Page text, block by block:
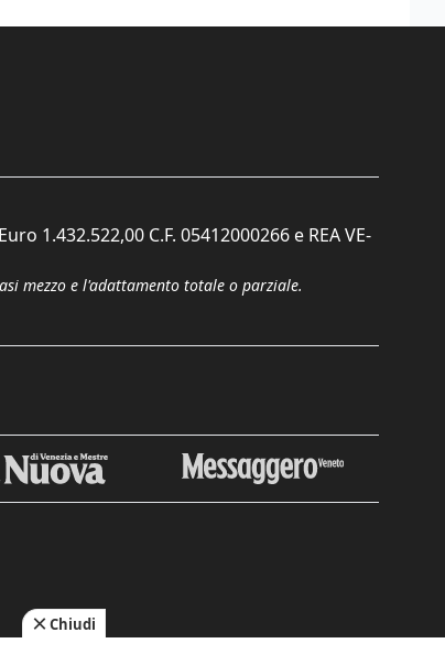
1.432.522,00 C.F. 05412000266 e REA VE-
mezzo e l'adattamento totale o parziale.
Chiudi